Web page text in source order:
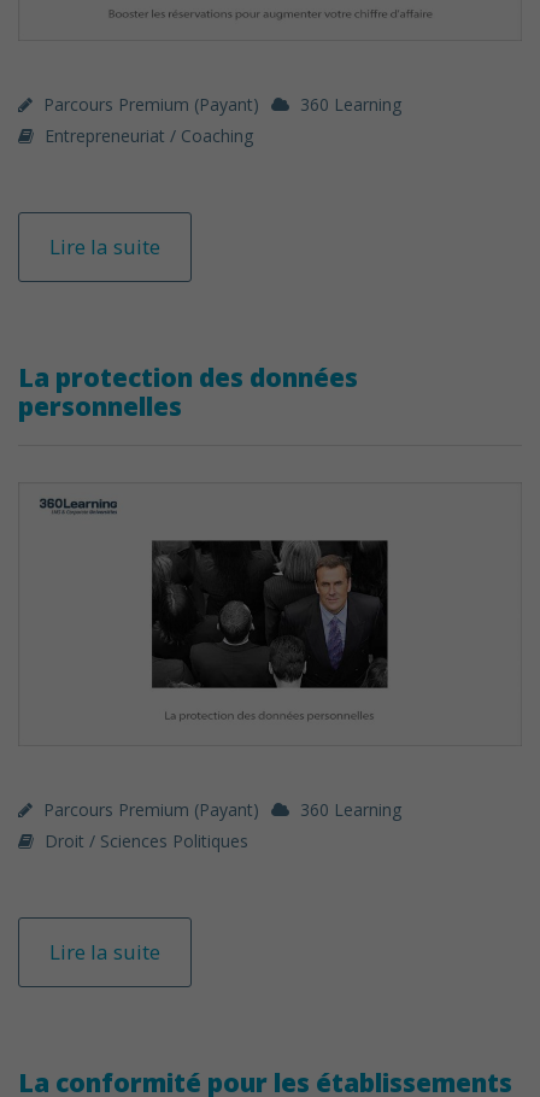
Parcours Premium (payant)
360 Learning
Entrepreneuriat / Coaching
Lire la suite
La protection des données
personnelles
Parcours Premium (payant)
360 Learning
Droit / Sciences Politiques
Lire la suite
La conformité pour les établissements